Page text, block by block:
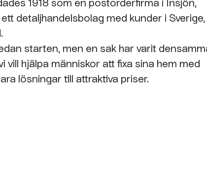
detaljhandelsbolag med kunder i Sverige,
starten, men en sak har varit
vill hjälpa människor att fixa sina hem med
lösningar till attraktiva priser.